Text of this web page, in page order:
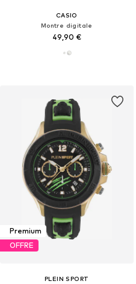
CASIO
Montre digitale
49,90 €
Premium
OFFRE
PLEIN SPORT